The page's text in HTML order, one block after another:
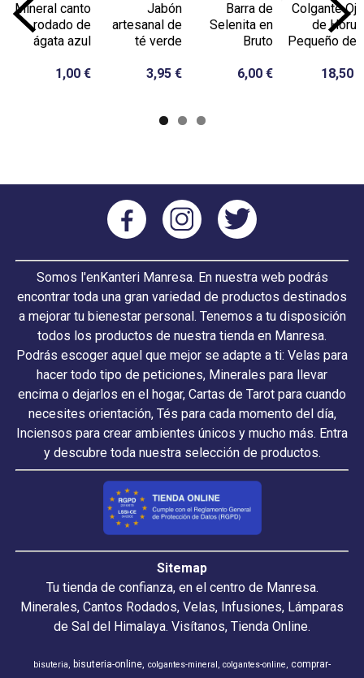
Mineral canto
rodado de
ágata azul
1,00 €
Jabón
artesanal de
té verde
3,95 €
Barra de
Selenita en
Bruto
6,00 €
Colgante Ojo
de Horus
Pequeño de...
18,50 €
Somos l'enKanteri Manresa. En nuestra web podrás
encontrar toda una gran variedad de productos destinados
a mejorar tu bienestar personal. Tenemos a tu disposición
todos los productos de nuestra tienda en Manresa.
Podrás escoger aquel que mejor se adapte a ti: Velas para
hacer todo tipo de peticiones, Minerales para llevar
encima o dejarlos en el hogar, Cartas de Tarot para cuando
necesites orientación, Tés para cada momento del día,
Inciensos para crear ambientes únicos y mucho más. Entra
y descubre toda nuestra selección de productos.
Sitemap
Tu tienda de confianza, en el centro de Manresa.
Minerales, Cantos Rodados, Velas, Infusiones, Lámparas
de Sal del Himalaya. Visítanos, Tienda Online.
bisuteria bisuteria-online colgantes-mineral colgantes-online
comprar-